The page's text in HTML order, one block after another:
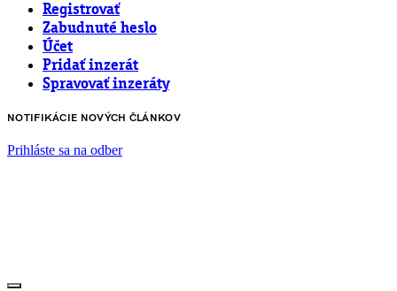
Registrovať
Zabudnuté heslo
Účet
Pridať inzerát
Spravovať inzeráty
NOTIFIKÁCIE NOVÝCH ČLÁNKOV
Prihláste sa na odber